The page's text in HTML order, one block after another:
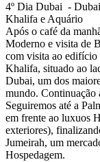
4º Dia Dubai -
Khalifa e Aquário
Após o café da
Moderno e visita de
com visita ao
Khalifa, situado ao
Dubai, um dos
mundo. Continuação
Seguiremos até a
em frente ao luxuos
exteriores),
Jumeirah, um
Hospedagem.